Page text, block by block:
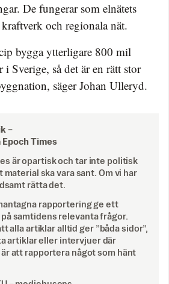
De fungerar som elnätets
och regionala nät.
bygga ytterligare 800 mil
i Sverige, så det är en rätt stor
säger Johan Ulleryd.
–
Epoch Times
är opartisk och tar inte politisk
ska vara sant. Om vi har
rätta det.
rapportering ge ett
samtidens relevanta frågor.
alla artiklar alltid ger ”båda sidor”,
artiklar eller intervjuer där
att rapportera något som hänt